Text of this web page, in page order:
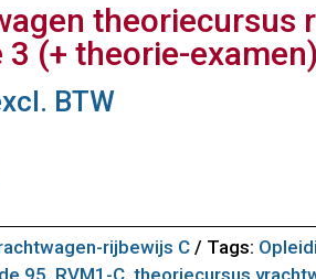
theoriecursus
3 (+ theorie-examen)
BTW
rijbewijs C Tags: